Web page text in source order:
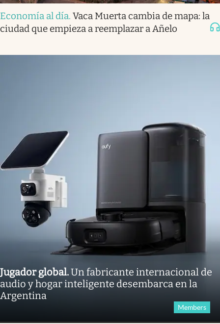
Economía al día. Vaca Muerta cambia de mapa: la
ciudad que empieza a reemplazar a Añelo
Jugador global.Un fabricante internacional de
audio y hogar inteligente desembarca en la
Argentina
Members